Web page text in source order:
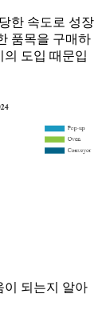
한 속도로 성장
품목을 구매하
도입 때문입
이 되는지 알아